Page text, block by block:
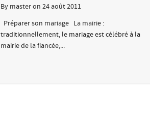
By masteron 24 août 2011
Préparer son mariage La mairie :
traditionnellement, le mariage est célébré à la
mairie de la fiancée,...